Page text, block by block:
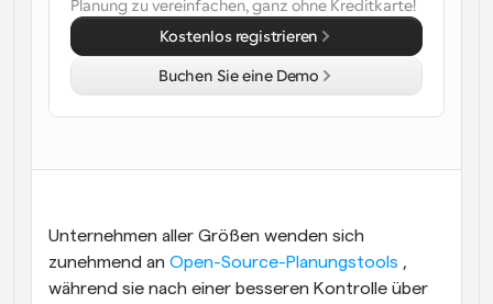
Supercharged Planung mit KI-gestützten Anrufen
Arbeitsabläufe
Automatisieren Sie die Planung und Erinnerungen
Dynamische Gruppenlinks
Nahtlos Meetings mit mehreren Personen buchen
Unternehmen aller Größen wenden sich
zunehmend an Open-Source-Planungstools ,
während sie nach einer besseren Kontrolle über
Planung zu vereinfachen, ganz ohne Kreditkarte!
Kostenlos registrieren
Buchen Sie eine Demo